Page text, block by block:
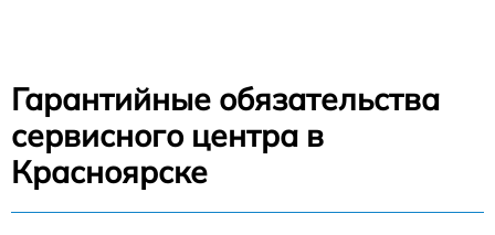
Гарантийные обязательства
сервисного центра в
Красноярске